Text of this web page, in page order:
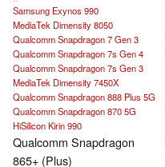
Samsung Exynos 990
MediaTek Dimensity 8050
Qualcomm Snapdragon 7 Gen 3
Qualcomm Snapdragon 7s Gen 4
Qualcomm Snapdragon 7s Gen 3
MediaTek Dimensity 7450X
Qualcomm Snapdragon 888 Plus 5G
Qualcomm Snapdragon 870 5G
HiSilicon Kirin 990
Qualcomm Snapdragon
865+ (Plus)